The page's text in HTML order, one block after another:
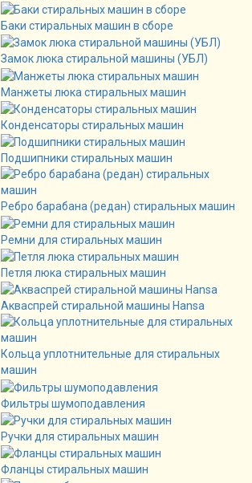
Баки стиральных машин в сборе
Замок люка стиральной машины (УБЛ)
Манжеты люка стиральных машин
Конденсаторы стиральных машин
Подшипники стиральных машин
Ребро барабана (редан) стиральных машин
Ремни для стиральных машин
Петля люка стиральных машин
Акваспрей стиральной машины Hansa
Кольца уплотнительные для стиральных
машин
Фильтры шумоподавления
Ручки для стиральных машин
Фланцы стиральных машин